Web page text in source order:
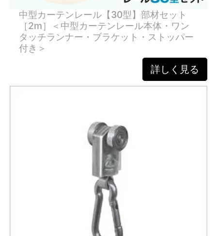
中型カーテンレール【30型】部材セット
［2m］＜中型カーテンレール本体・ワン
タッチランナー・ブラケット・ストッパー
付き＞
詳しく見る